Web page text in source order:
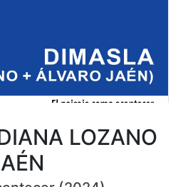
LOZANO